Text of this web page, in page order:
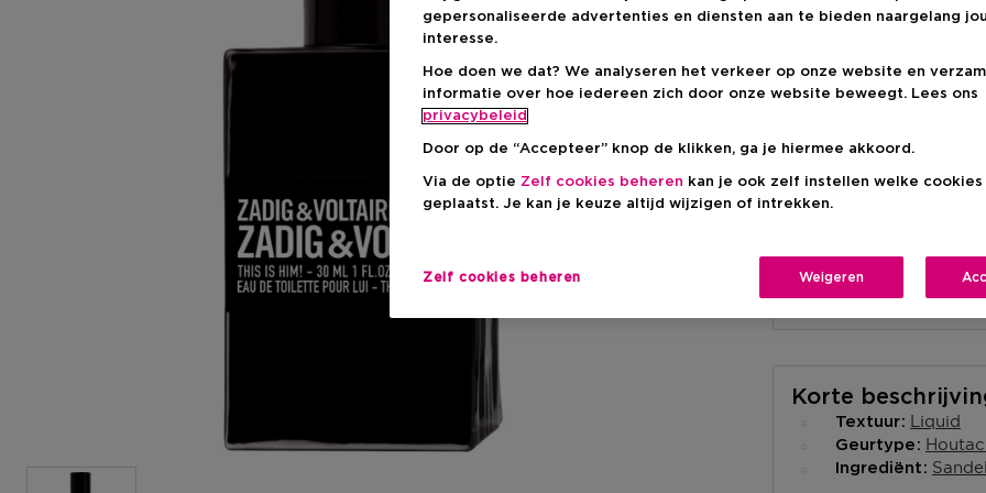
Levering aan huis
Op voorraad
Ophalen in een
Ophalen in een winkel
Selecteer een
Korte
Textuur Liquid
Geurtype
Ingrediënt
gepersonaliseerde advertenties en diensten aan te bieden naargelang
interesse.
Hoe doen we dat? We analyseren het verkeer op onze website en
informatie over hoe iedereen zich door onze website beweegt. Lees ons
privacybeleid
Door op de “Accepteer” knop de klikken, ga je hiermee akkoord.
Via de optie Zelf cookies beheren kan je ook zelf instellen welke cookies
geplaatst. Je kan je keuze altijd wijzigen of intrekken.
Zelf cookies beheren Weigeren